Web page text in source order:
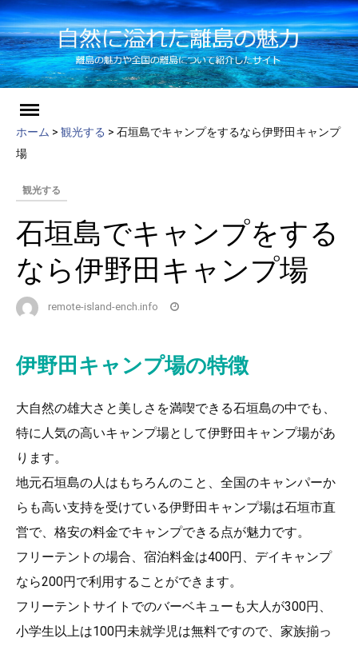
content
ホーム > 観光する > 石垣島でキャンプをするなら伊野田キャンプ
場
観光する
石垣島でキャンプをする
なら伊野田キャンプ場
remote-island-ench.info
伊野田キャンプ場の特徴
大自然の雄大さと美しさを満喫できる石垣島の中でも、
特に人気の高いキャンプ場として伊野田キャンプ場があ
ります。
地元石垣島の人はもちろんのこと、全国のキャンパーか
らも高い支持を受けている伊野田キャンプ場は石垣市直
営で、格安の料金でキャンプできる点が魅力です。
フリーテントの場合、宿泊料金は400円、デイキャンプ
なら200円で利用することができます。
フリーテントサイトでのバーベキューも大人が300円、
小学生以上は100円未就学児は無料ですので、家族揃っ